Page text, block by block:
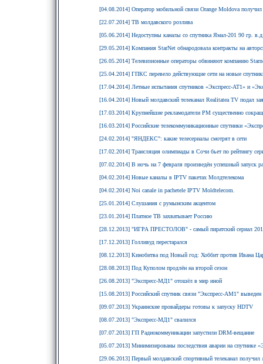
[04.08.2014] Оператор мобильной связи Orange Moldova получил
[22.07.2014] ТВ молдавского розлива
[05.06.2014] Недоступны каналы со спутника Ямал-201 90 гр.
[29.05.2014] Компания StarNet обнародовала контракты на
[26.05.2014] Телевизионные операторы обвиняют компанию
[25.04.2014] ГПКС перевело действующие сети на новые
[17.04.2014] Летные испытания спутников «Экспресс-АТ1» и
[16.04.2014] Новый молдавский телеканал Realitatea TV подал
[17.03.2014] Крупнейшие рекламодатели РМ существенно
[16.03.2014] Российские телекоммуникационные спутники
[24.02.2014] "ЯНДЕКС": какие телесериалы смотрят в сети
[17.02.2014] Трансляция олимпиады в Сочи бьет по рейтингу
[07.02.2014] В ночь на 7 февраля произведён успешный запуск
[04.02.2014] Новые каналы в IPTV пакетах Молдтелекома
[04.02.2014] Noi canale in pachetele IPTV Moldtelecom.
[25.01.2014] Слушания с румынским акцентом
[23.01.2014] Платное ТВ захватывает Россию
[28.12.2013] "ИГРА ПРЕСТОЛОВ" - самый пиратский сериал
[17.12.2013] Голливуд перестарался
[08.12.2013] Кинобитва под Новый год: Хоббит против Ивана
[28.08.2013] Под Куполом продлён на второй сезон
[26.08.2013] "Экспресс-МД1" отошёл в мир иной
[15.08.2013] Российский спутник связи "Экспресс-АМ1" выведен
[09.07.2013] Украинские провайдеры готовы к запуску HDTV
[08.07.2013] "Экспресс-МД1" свалился
[07.07.2013] ГП Радиокоммуникации запустили DRM-вещание
[05.07.2013] Минимизированы последствия аварии на спутнике
[29.06.2013] Первый молдавский спортивный телеканал получил